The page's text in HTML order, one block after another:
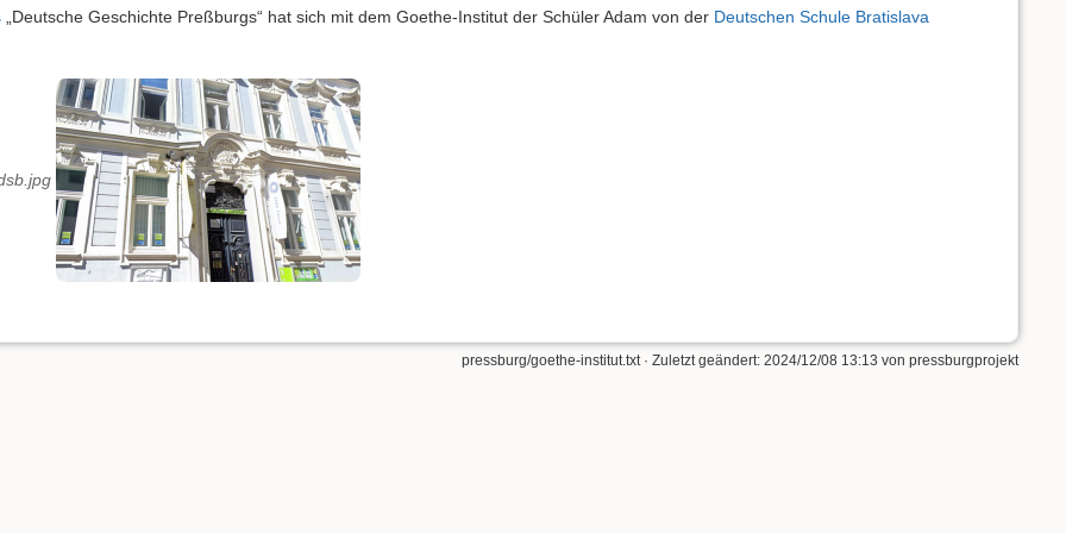
„Deutsche Geschichte Preßburgs“ hat sich mit dem Goethe-Institut der Schüler Adam von der Deutschen Schule Bratislava
pressburg/goethe-institut.txt· Zuletzt geändert: 2024/12/08 13:13 von pressburgprojekt